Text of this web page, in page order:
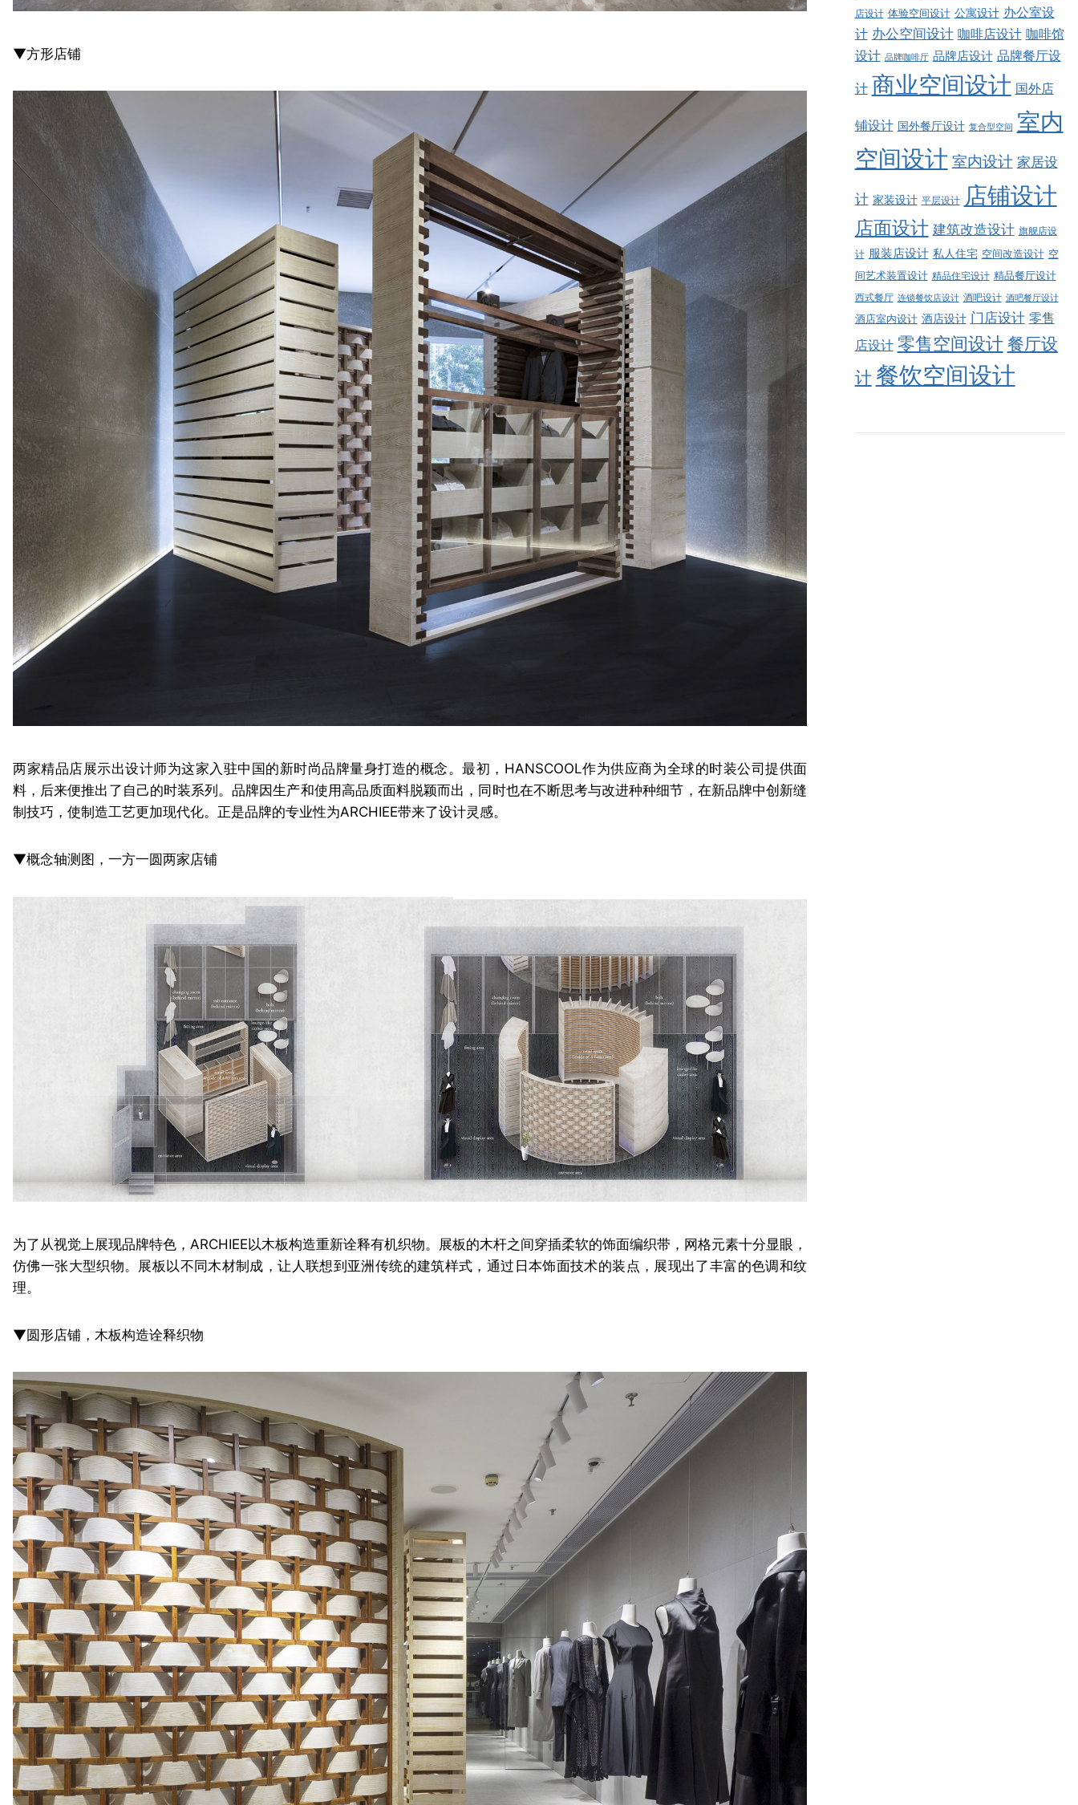
▼方形店铺
两家精品店展示出设计师为这家入驻中国的新时尚品牌量身打造的概念。最初，HANSCOOL作为供应商为全球的时装公司提供面
料，后来便推出了自己的时装系列。品牌因生产和使用高品质面料脱颖而出，同时也在不断思考与改进种种细节，在新品牌中创新缝
制技巧，使制造工艺更加现代化。正是品牌的专业性为ARCHIEE带来了设计灵感。
▼概念轴测图，一方一圆两家店铺
为了从视觉上展现品牌特色，ARCHIEE以木板构造重新诠释有机织物。展板的木杆之间穿插柔软的饰面编织带，网格元素十分显眼，
仿佛一张大型织物。展板以不同木材制成，让人联想到亚洲传统的建筑样式，通过日本饰面技术的装点，展现出了丰富的色调和纹
理。
▼圆形店铺，木板构造诠释织物
店设计 体验空间设计 公寓设计 办公室设
计 办公空间设计 咖啡店设计 咖啡馆
设计 品牌咖啡厅 品牌店设计 品牌餐厅设
计 商业空间设计 国外店
铺设计 国外餐厅设计 复合型空间
室内
空间设计 室内设计 家居设
计 家装设计 平层设计 店铺设计
店面设计 建筑改造设计 旗舰店设
计 服装店设计 私人住宅 空间改造设计 空
间艺术装置设计 精品住宅设计 精品餐厅设计
西式餐厅 连锁餐饮店设计 酒吧设计 酒吧餐厅设计
酒店室内设计 酒店设计 门店设计 零售
店设计 零售空间设计 餐厅设
计 餐饮空间设计